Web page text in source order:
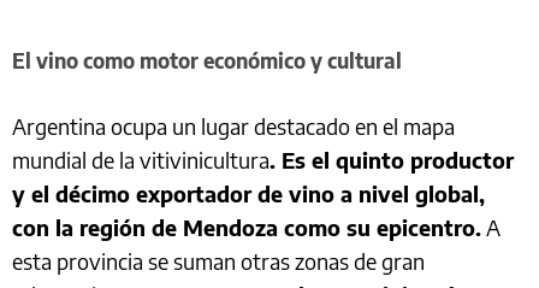
El vino como motor económico y cultural
Argentina ocupa un lugar destacado en el mapa
mundial de la vitivinicultura. Es el quinto productor
y el décimo exportador de vino a nivel global,
con la región de Mendoza como su epicentro.A
esta provincia se suman otras zonas de gran